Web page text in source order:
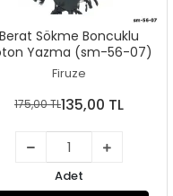
Berat Sökme Boncuklu
Yazma (sm-56-07)
Firuze
175,00 TL135,00 TL
Adet